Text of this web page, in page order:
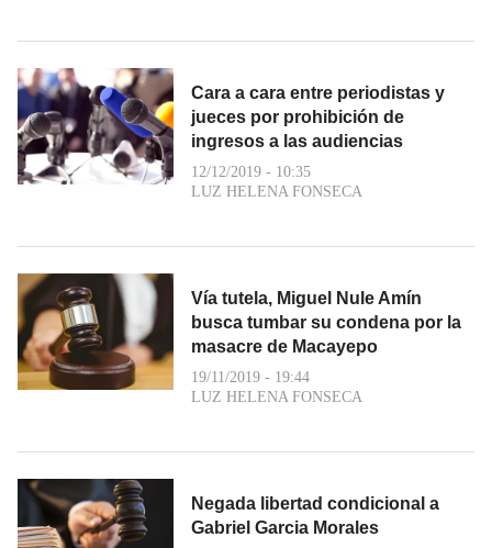
Cara a cara entre periodistas y
jueces por prohibición de
ingresos a las audiencias
12/12/2019 - 10:35
LUZ HELENA FONSECA
Vía tutela, Miguel Nule Amín
busca tumbar su condena por la
masacre de Macayepo
19/11/2019 - 19:44
LUZ HELENA FONSECA
Negada libertad condicional a
Gabriel Garcia Morales